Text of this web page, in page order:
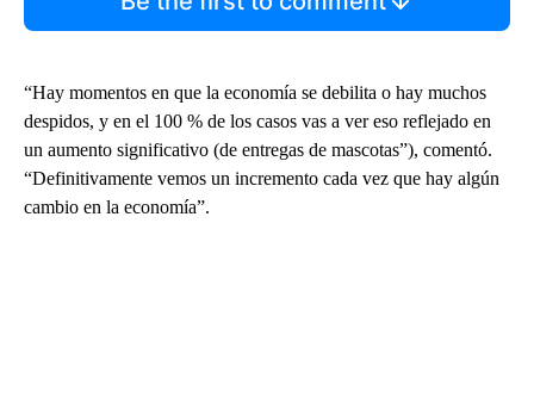
“Hay momentos en que la economía se debilita o hay muchos
despidos, y en el 100 % de los casos vas a ver eso reflejado en
un aumento significativo (de entregas de mascotas”), comentó.
“Definitivamente vemos un incremento cada vez que hay algún
cambio en la economía”.